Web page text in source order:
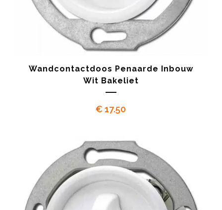
Wandcontactdoos Penaarde Inbouw
Wit Bakeliet
€ 17.50